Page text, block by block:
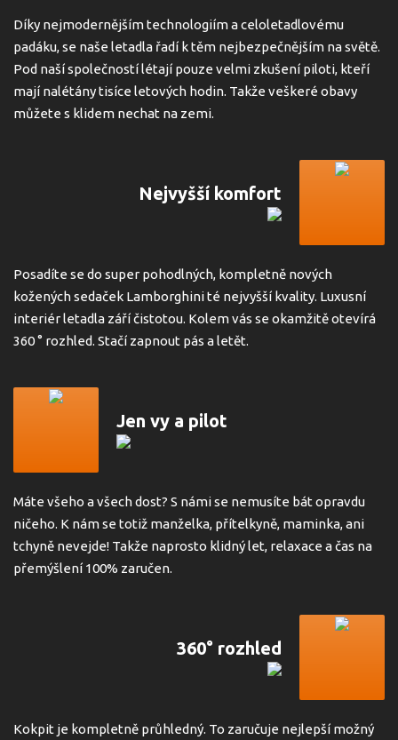
Díky nejmodernějším technologiím a celoletadlovému
padáku, se naše letadla řadí k těm nejbezpečnějším na světě.
Pod naší společností létají pouze velmi zkušení piloti, kteří
mají nalétány tisíce letových hodin. Takže veškeré obavy
můžete s klidem nechat na zemi.
Nejvyšší komfort
Posadíte se do super pohodlných, kompletně nových
kožených sedaček Lamborghini té nejvyšší kvality. Luxusní
interiér letadla září čistotou. Kolem vás se okamžitě otevírá
360 ° rozhled. Stačí zapnout pás a letět.
Jen vy a pilot
Máte všeho a všech dost? S námi se nemusíte bát opravdu
ničeho. K nám se totiž manželka, přítelkyně, maminka, ani
tchyně nevejde! Takže naprosto klidný let, relaxace a čas na
přemýšlení 100% zaručen.
360° rozhled
Kokpit je kompletně průhledný. To zaručuje nejlepší možný